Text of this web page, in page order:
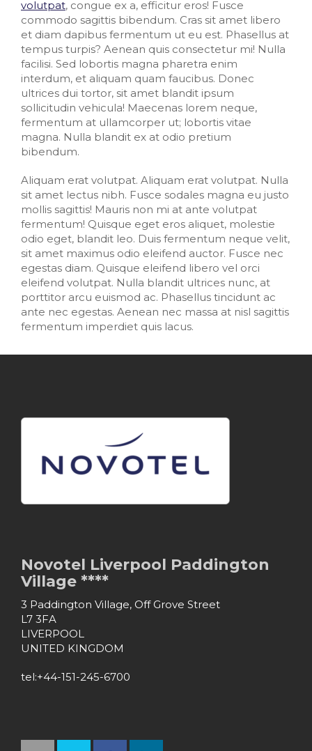
volutpat, congue ex a, efficitur eros! Fusce
commodo sagittis bibendum. Cras sit amet libero
et diam dapibus fermentum ut eu est. Phasellus at
tempus turpis? Aenean quis consectetur mi! Nulla
facilisi. Sed lobortis magna pharetra enim
interdum, et aliquam quam faucibus. Donec
ultrices dui tortor, sit amet blandit ipsum
sollicitudin vehicula! Maecenas lorem neque,
fermentum at ullamcorper ut; lobortis vitae
magna. Nulla blandit ex at odio pretium
bibendum.
Aliquam erat volutpat. Aliquam erat volutpat. Nulla
sit amet lectus nibh. Fusce sodales magna eu justo
mollis sagittis! Mauris non mi at ante volutpat
fermentum! Quisque eget eros aliquet, molestie
odio eget, blandit leo. Duis fermentum neque velit,
sit amet maximus odio eleifend auctor. Fusce nec
egestas diam. Quisque eleifend libero vel orci
eleifend volutpat. Nulla blandit ultrices nunc, at
porttitor arcu euismod ac. Phasellus tincidunt ac
ante nec egestas. Aenean nec massa at nisl sagittis
fermentum imperdiet quis lacus.
Novotel Liverpool Paddington
Village ****
3 Paddington Village, Off Grove Street
L7 3FA
LIVERPOOL
UNITED KINGDOM
tel:+44-151-245-6700